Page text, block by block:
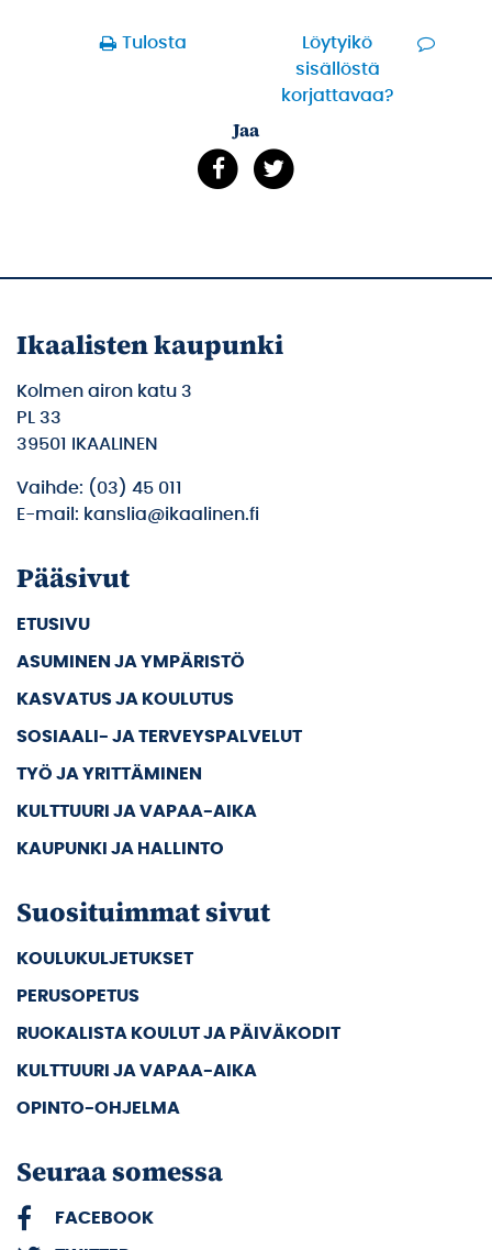
Tulosta
Löytyikö
sisällöstä
korjattavaa?
Jaa
Ikaalisten kaupunki
Kolmen airon katu 3
PL 33
39501 IKAALINEN
Vaihde: (03) 45 011
E-mail: kanslia@ikaalinen.fi
Pääsivut
ETUSIVU
ASUMINEN JA YMPÄRISTÖ
KASVATUS JA KOULUTUS
SOSIAALI- JA TERVEYSPALVELUT
TYÖ JA YRITTÄMINEN
KULTTUURI JA VAPAA-AIKA
KAUPUNKI JA HALLINTO
Suosituimmat sivut
KOULUKULJETUKSET
PERUSOPETUS
RUOKALISTA KOULUT JA PÄIVÄKODIT
KULTTUURI JA VAPAA-AIKA
OPINTO-OHJELMA
Seuraa somessa
FACEBOOK